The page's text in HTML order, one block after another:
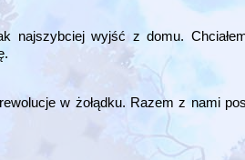
najszybciej wyjść z domu.
w żołądku. Razem z nami